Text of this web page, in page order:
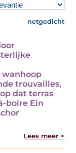
netgedicht
wanhoop
trouvailles,
dat terras
boire Ein
Lees meer >